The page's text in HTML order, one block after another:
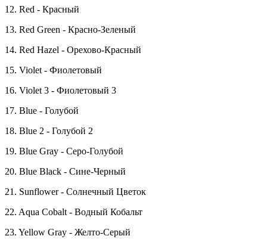
12. Red - Красный
13. Red Green - Красно-Зеленый
14. Red Hazel - Орехово-Красный
15. Violet - Фиолетовый
16. Violet 3 - Фиолетовый 3
17. Blue - Голубой
18. Blue 2 - Голубой 2
19. Blue Gray - Серо-Голубой
20. Blue Black - Сине-Черный
21. Sunflower - Солнечный Цветок
22. Aqua Cobalt - Водный Кобальт
23. Yellow Gray - Желто-Серый